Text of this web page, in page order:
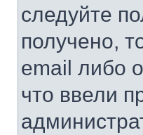
следуйте
получено,
email либо
что ввели